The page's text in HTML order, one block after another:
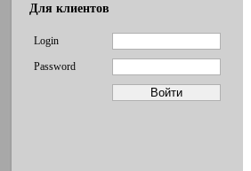
Для клиентов
Login
Password